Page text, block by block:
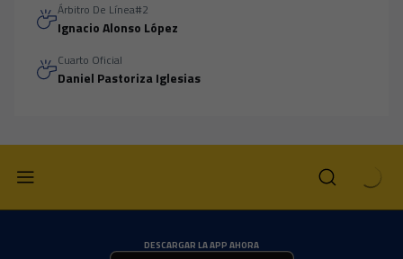
Árbitro De Línea#2
Ignacio Alonso López
Cuarto Oficial
Daniel Pastoriza Iglesias
DESCARGAR LA APP AHORA